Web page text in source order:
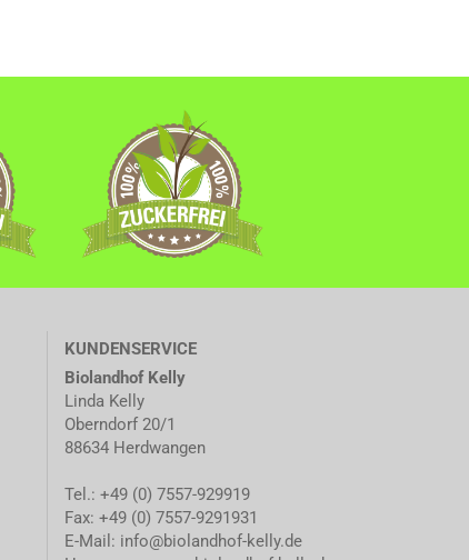
KUNDENSERVICE
Biolandhof Kelly
Linda Kelly
Oberndorf 20/1
88634 Herdwangen
Tel.: +49 (0) 7557-929919
Fax: +49 (0) 7557-9291931
E-Mail: info@biolandhof-kelly.de